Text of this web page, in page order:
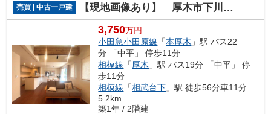
売買 | 中古一戸建 【現地画像あり】 厚木市下川入 全６棟 １号棟
3,750万円
小田急小田原線 「本厚木 」駅 バス22
分 「中平」 停歩11分
相模線 「厚木 」駅 バス19分 「中平」 停
歩11分
相模線 「相武台下 」駅 徒歩56分車11分
5.2km
築1年 / 2階建